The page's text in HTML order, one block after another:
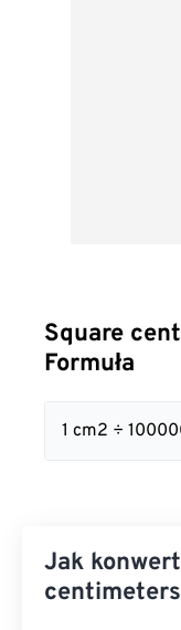
Square
Formuła
1 cm2 ÷
Jak